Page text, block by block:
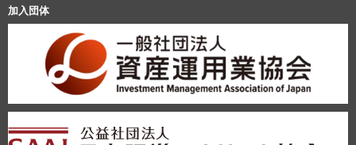
加入団体